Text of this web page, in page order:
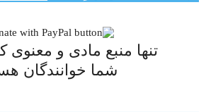
تنها منبع مادی و معنوی
شما خوانندگان